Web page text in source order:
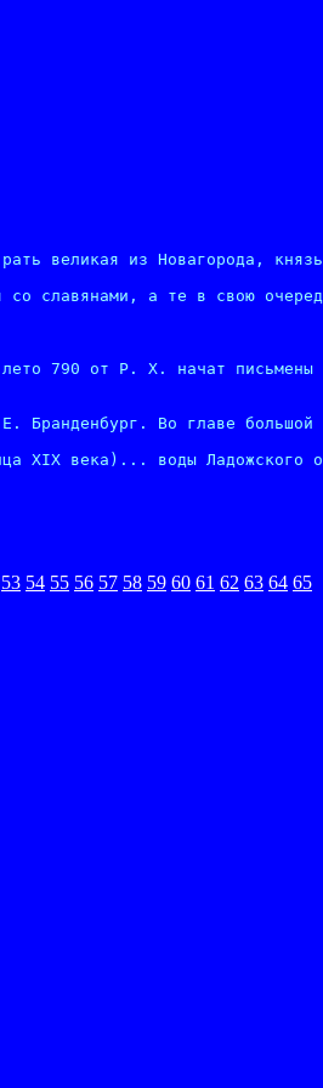
великая из Новагорода,
со славянами, а те в свою
790 от Р. X. начат
Во главе
века)... воды Ладожского
53 54 55 56 57 58 59 60 61 62 63 64 65